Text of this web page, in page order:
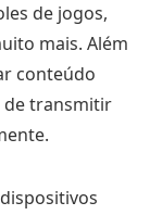
de jogos,
mais. Além
conteúdo
de transmitir